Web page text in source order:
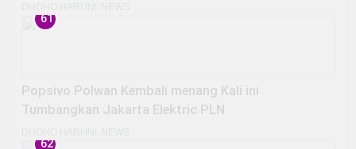
DHOHO HARI INI NEWS
61
Popsivo Polwan Kembali menang Kali ini
Tumbangkan Jakarta Elektric PLN
DHOHO HARI INI NEWS
62